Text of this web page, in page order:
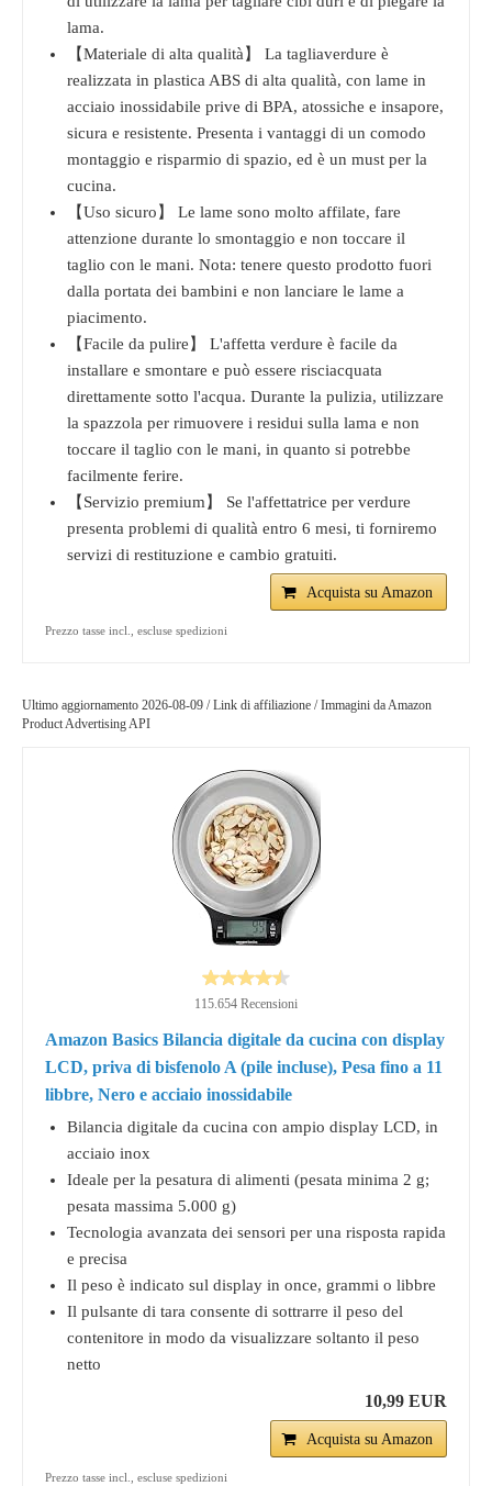
lama.
【Materiale di alta qualità】 La tagliaverdure è
realizzata in plastica ABS di alta qualità, con lame in
acciaio inossidabile prive di BPA, atossiche e insapore,
sicura e resistente. Presenta i vantaggi di un comodo
montaggio e risparmio di spazio, ed è un must per la
cucina.
【Uso sicuro】 Le lame sono molto affilate, fare
attenzione durante lo smontaggio e non toccare il
taglio con le mani. Nota: tenere questo prodotto fuori
dalla portata dei bambini e non lanciare le lame a
piacimento.
【Facile da pulire】 L'affetta verdure è facile da
installare e smontare e può essere risciacquata
direttamente sotto l'acqua. Durante la pulizia, utilizzare
la spazzola per rimuovere i residui sulla lama e non
toccare il taglio con le mani, in quanto si potrebbe
facilmente ferire.
【Servizio premium】 Se l'affettatrice per verdure
presenta problemi di qualità entro 6 mesi, ti forniremo
servizi di restituzione e cambio gratuiti.
Acquista su Amazon
Prezzo tasse incl., escluse spedizioni
Ultimo aggiornamento 2026-08-09 / Link di affiliazione / Immagini da Amazon
Product Advertising API
115.654 Recensioni
Amazon Basics Bilancia digitale da cucina con display
LCD, priva di bisfenolo A (pile incluse), Pesa fino a 11
libbre, Nero e acciaio inossidabile
Bilancia digitale da cucina con ampio display LCD, in
acciaio inox
Ideale per la pesatura di alimenti (pesata minima 2 g;
pesata massima 5.000 g)
Tecnologia avanzata dei sensori per una risposta rapida
e precisa
Il peso è indicato sul display in once, grammi o libbre
Il pulsante di tara consente di sottrarre il peso del
contenitore in modo da visualizzare soltanto il peso
netto
10,99 EUR
Acquista su Amazon
Prezzo tasse incl., escluse spedizioni